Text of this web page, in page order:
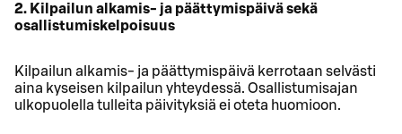
2. Kilpailun alkamis- ja päättymispäivä sekä
osallistumiskelpoisuus
Kilpailun alkamis- ja päättymispäivä kerrotaan selvästi
aina kyseisen kilpailun yhteydessä. Osallistumisajan
ulkopuolella tulleita päivityksiä ei oteta huomioon.